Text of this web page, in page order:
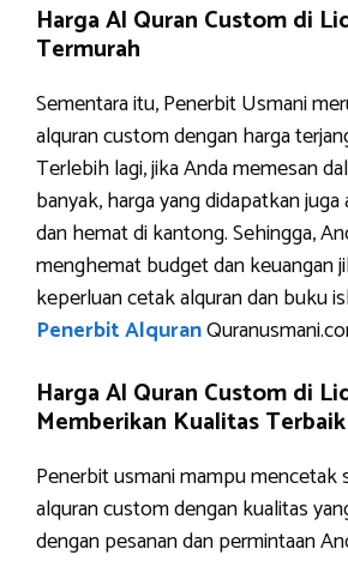
Harga Al Quran Custom di
Termurah
Sementara itu, Penerbit Usmani
alquran custom dengan harga
Terlebih lagi, jika Anda memesan
banyak, harga yang didapatkan
dan hemat di kantong. Sehingga,
menghemat budget dan keuangan
keperluan cetak alquran dan buku
Penerbit Alquran
Harga Al Quran Custom di
Memberikan Kualitas Terbaik
Penerbit usmani mampu
alquran custom dengan kualitas
dengan pesanan dan permintaan